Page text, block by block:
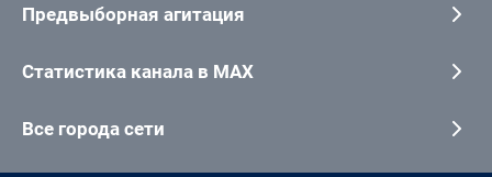
Предвыборная агитация
Статистика канала в MAX
Все города сети